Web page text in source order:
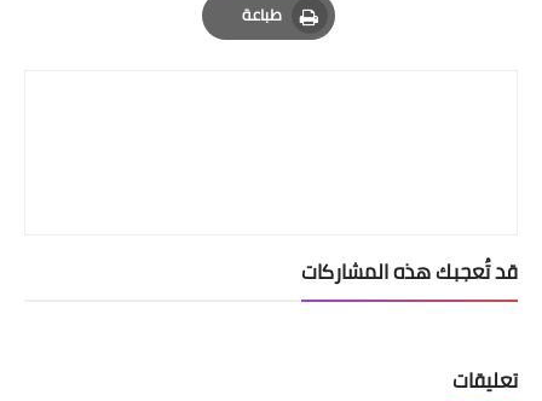
طباعة
Print
قد تُعجبك هذه المشاركات
تعليقات